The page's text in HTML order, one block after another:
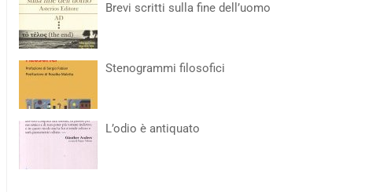
Brevi scritti sulla fine dell’uomo
Stenogrammi filosofici
L’odio è antiquato